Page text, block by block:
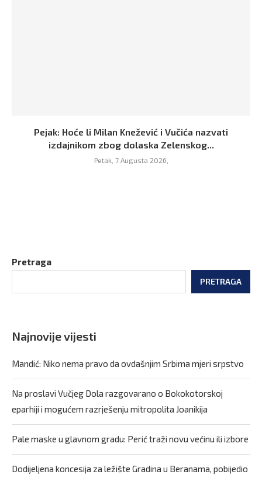
Pejak: Hoće li Milan Knežević i Vučića nazvati
izdajnikom zbog dolaska Zelenskog...
Petak, 7 Augusta 2026,
Pretraga
PRETRAGA
Najnovije vijesti
Mandić: Niko nema pravo da ovdašnjim Srbima mjeri srpstvo
Na proslavi Vučjeg Dola razgovarano o Bokokotorskoj
eparhiji i mogućem razrješenju mitropolita Joanikija
Pale maske u glavnom gradu: Perić traži novu većinu ili izbore
Dodijeljena koncesija za ležište Gradina u Beranama, pobijedio